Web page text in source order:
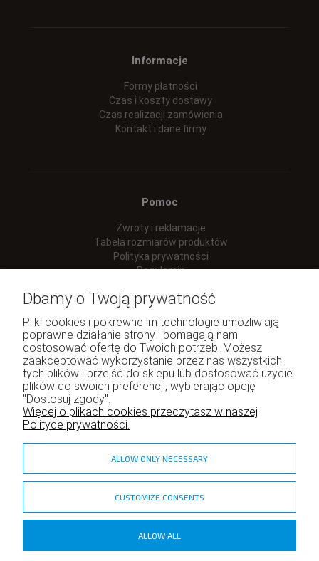
Informacje
Formy płatności
Czas i koszty dostawy
Czas realizacji zamówienia
Kontakt i dane firmy
Pomoc
Zwroty i reklamacje
Tabela rozmiarów produktów
Polityka prywatności
Regulamin
Moje konto
Twoje zamówienia
Program lojalnościowy
Dbamy o Twoją prywatność
Pliki cookies i pokrewne im technologie umożliwiają
poprawne działanie strony i pomagają nam
dostosować ofertę do Twoich potrzeb. Możesz
zaakceptować wykorzystanie przez nas wszystkich
tych plików i przejść do sklepu lub dostosować użycie
plików do swoich preferencji, wybierając opcję
"Dostosuj zgody".
Więcej o plikach cookies przeczytasz w naszej
Polityce prywatności.
ALLOW ONLY NECESSARY
CUSTOMIZE CONSENTS
ALLOW ALL